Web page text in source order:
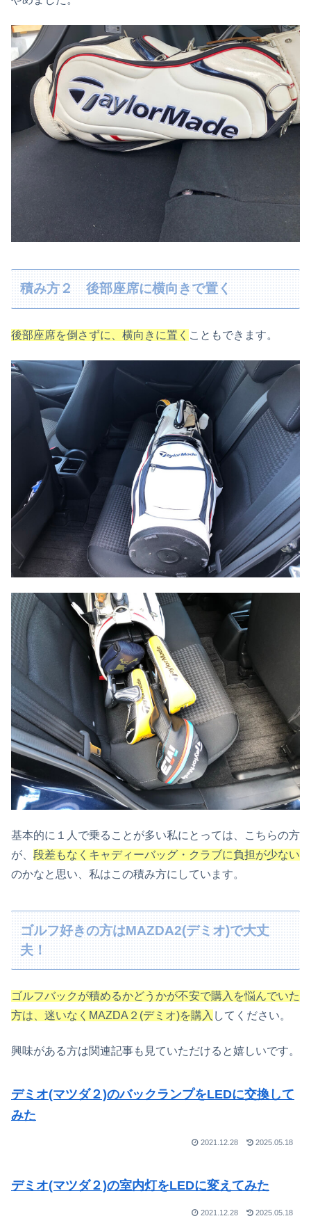
積み方２ 後部座席に横向きで置く
後部座席を倒さずに、横向きに置く こともできます。
基本的に１人で乗ることが多い私にとっては、こちらの方
が、 段差もなくキャディーバッグ・クラブに負担が少ない
のかなと思い、私はこの積み方にしています。
ゴルフ好きの方はMAZDA2(デミオ)で大丈
夫！
ゴルフバックが積めるかどうかが不安で購入を悩んでいた
方は、迷いなくMAZDA２(デミオ)を購入 してください。
興味がある方は関連記事も見ていただけると嬉しいです。
デミオ(マツダ２)のバックランプをLEDに交換して
みた
2021.12.28 2025.05.18
デミオ(マツダ２)の室内灯をLEDに変えてみた
2021.12.28 2025.05.18